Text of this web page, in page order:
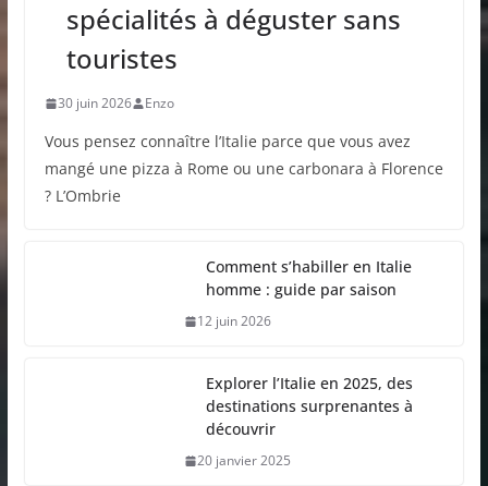
spécialités à déguster sans
touristes
30 juin 2026 Enzo
Vous pensez connaître l’Italie parce que vous avez
mangé une pizza à Rome ou une carbonara à Florence
? L’Ombrie
Comment s’habiller en Italie
homme : guide par saison
12 juin 2026
Explorer l’Italie en 2025, des
destinations surprenantes à
découvrir
20 janvier 2025